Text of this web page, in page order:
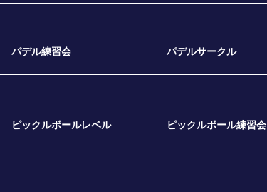
パデル練習会 パデルサークル
ピックルボールレベル ピックルボール練習会